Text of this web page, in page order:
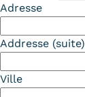
Adresse
Addresse (suite)
Ville